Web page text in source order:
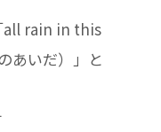
all rain in this
あいだ）」と